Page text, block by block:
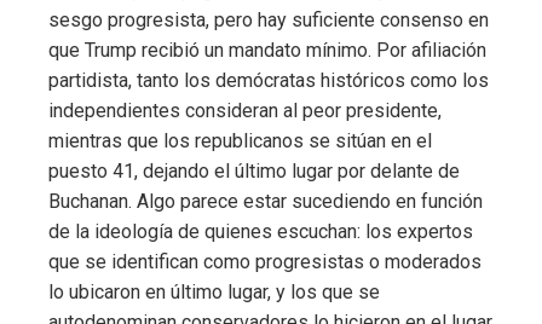
sesgo progresista, pero hay suficiente consenso en
que Trump recibió un mandato mínimo. Por afiliación
partidista, tanto los demócratas históricos como los
independientes consideran al peor presidente,
mientras que los republicanos se sitúan en el
puesto 41, dejando el último lugar por delante de
Buchanan. Algo parece estar sucediendo en función
de la ideología de quienes escuchan: los expertos
que se identifican como progresistas o moderados
lo ubicaron en último lugar, y los que se